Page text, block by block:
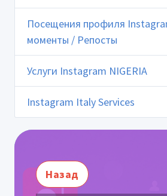
Посещения профиля
моменты / Репосты
Услуги Instagram NIGERIA
Instagram Italy Services
Назад